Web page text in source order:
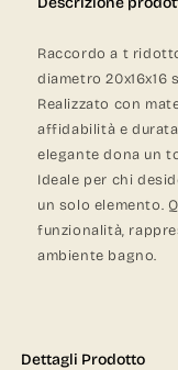
Raccordo a t
diametro 20x16x16
Realizzato con
affidabilità e
elegante dona un
Ideale per chi
un solo elemento.
funzionalità,
ambiente bagno.
Dettagli Prodotto